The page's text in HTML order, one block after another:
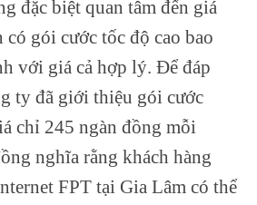
đặc biệt quan tâm đến giá
gói cước tốc độ cao bao
với giá cả hợp lý. Để đáp
ty đã giới thiệu gói cước
chỉ 245 ngàn đồng mỗi
nghĩa rằng khách hàng
FPT tại Gia Lâm có thể